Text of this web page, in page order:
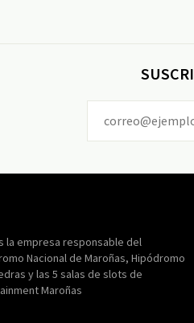
la empresa responsable del
Nacional de Maroñas, Hipódromo
y las 5 salas de slots de
Maroñas